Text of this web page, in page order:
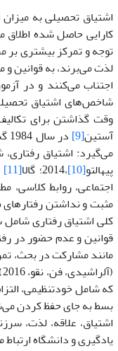
اشتیاق تحصیلی به
کارایی حاصل شده
توجه و تمرکز بیشتری بر
لذت می‌برند، به قوانین
اجتناب می‌کنند و در
شاخص‌های اشتیاق
وقت گذاشتن برای
آستین[9]
پیهالتو[10] ،2014؛ گالا [11]
اجتماعی، روابط کلاسی،
مثبت و نداشتن
کلی اشتیاق رفتاری
قوانین و عدم حضور در
مانند مشارکت در بحث،
که شامل خودتنظیمی،
بسط به جای حفظ کردن می‌شود (صداقت و
اشتیاق، علاقه، لذت،
یادگیری و دانشگاه